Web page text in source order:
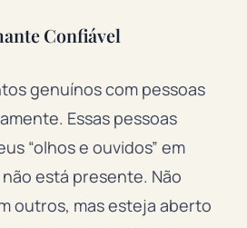
Confiável
genuínos com pessoas
Essas pessoas
“olhos e ouvidos” em
está presente. Não
outros, mas esteja aberto